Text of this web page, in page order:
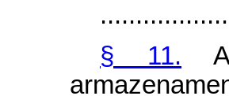
§ 11. A